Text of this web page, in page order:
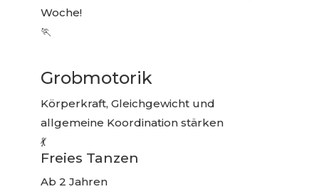
Woche!
🏃
Grobmotorik
Körperkraft, Gleichgewicht und
allgemeine Koordination stärken
💃
Freies Tanzen
Ab 2 Jahren